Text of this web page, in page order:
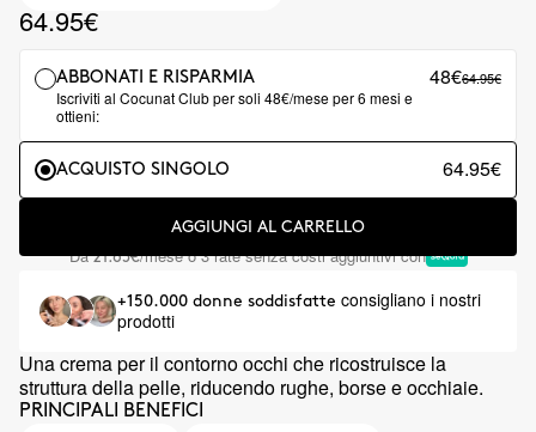
64.95€
ABBONATI E RISPARMIA
Iscriviti al Cocunat Club per soli 48€/mese per 6 mesi e
ottieni:
48€64.95€
ACQUISTO SINGOLO 64.95€
AGGIUNGI AL CARRELLO
Da21.65€/mese o 3 rate senza costi aggiuntivi con
+150.000 donne soddisfatte consigliano i nostri
prodotti
Una crema per il contorno occhi che ricostruisce la
struttura della pelle, riducendo rughe, borse e occhiaie.
PRINCIPALI BENEFICI